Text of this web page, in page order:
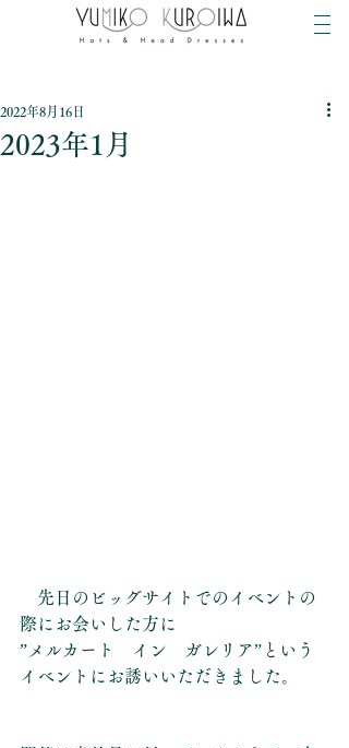
2023年1月
2022年8月16日
先日のビッグサイトでのイベントの
際にお会いした方に
”メルカート　イン　ガレリア”という
イベントにお誘いいただきました。